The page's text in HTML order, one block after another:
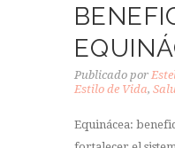
Publicado por
Estilo de Vida,
Equinácea: